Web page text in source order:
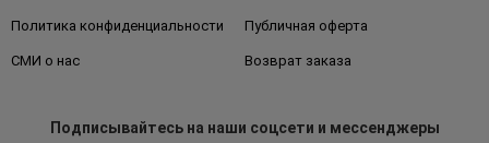
Политика конфиденциальности Публичная оферта
СМИ о нас Возврат заказа
Подписывайтесьна наши соцсети и мессенджеры